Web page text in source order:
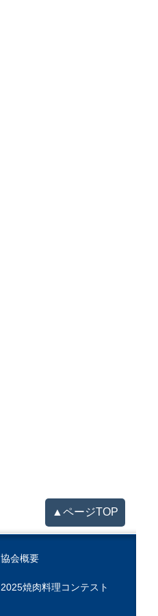
▲ページTOP
協会概要
2025焼肉料理コンテスト